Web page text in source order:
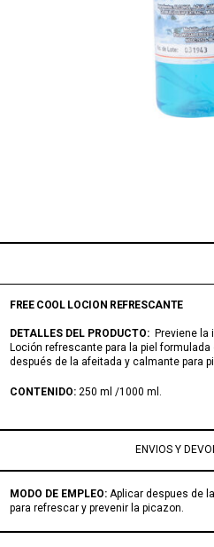
FREE COOL LOCION REFRESCANTE
DETALLES DEL PRODUCTO: Previene
Loción refrescante para la piel
después de la afeitada y calmante para
CONTENIDO: 250 ml /1000 ml.
ENVIOS Y
MODO DE EMPLEO: Aplicar despues de
para refrescar y prevenir la picazon.